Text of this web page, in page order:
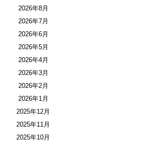
2026年8月
2026年7月
2026年6月
2026年5月
2026年4月
2026年3月
2026年2月
2026年1月
2025年12月
2025年11月
2025年10月